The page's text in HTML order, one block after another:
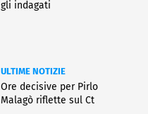
gli indagati
ULTIME NOTIZIE
Ore decisive per Pirlo
Malagò riflette sul Ct